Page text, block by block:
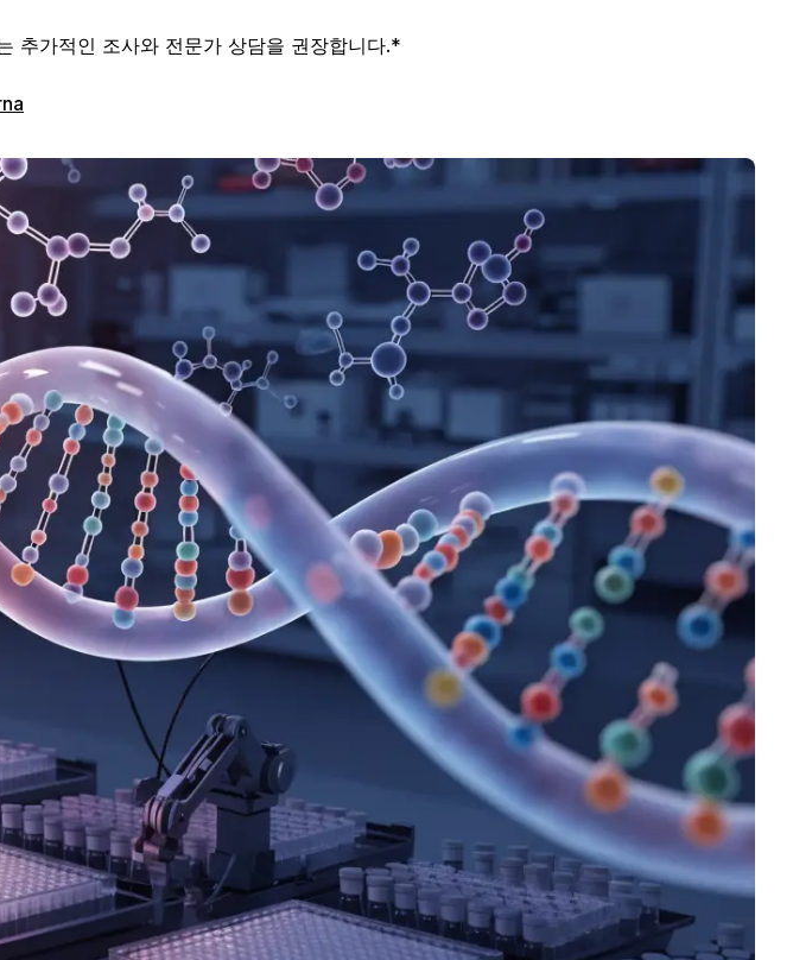
추가적인 조사와 전문가 상담을 권장합니다.*